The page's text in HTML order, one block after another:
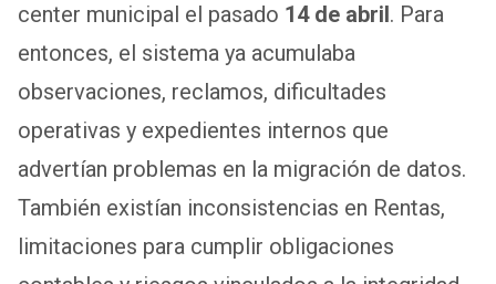
center municipal el pasado 14 de abril. Para
entonces, el sistema ya acumulaba
observaciones, reclamos, dificultades
operativas y expedientes internos que
advertían problemas en la migración de datos.
También existían inconsistencias en Rentas,
limitaciones para cumplir obligaciones